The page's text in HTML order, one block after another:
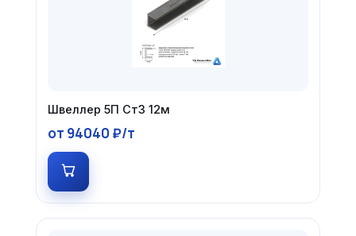
Швеллер 5П Ст3 12м
от 94040 ₽/т